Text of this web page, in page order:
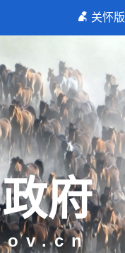
关怀版
府